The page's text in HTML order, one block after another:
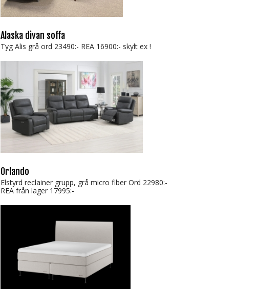
Alaska divan soffa
Tyg Alis grå ord 23490:- REA 16900:- skylt ex !
Orlando
Elstyrd reclainer grupp, grå micro fiber Ord 22980:-
REA från lager 17995:-